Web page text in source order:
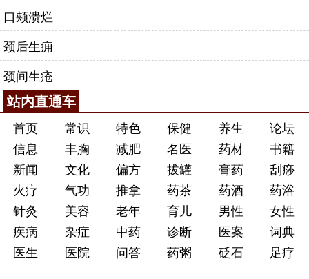
口颊溃烂
颈后生痈
颈间生疮
站内直通车
首页 常识 特色 保健 养生
论坛
信息
丰胸 减肥 名医 药材
书籍
新闻
文化 偏方 拔罐 膏药
刮痧
火疗
气功 推拿 药茶 药酒
药浴
针灸
美容 老年 育儿 男性
女性
疾病
杂症 中药 诊断 医案
词典
医生
医院 问答 药粥 砭石 足疗